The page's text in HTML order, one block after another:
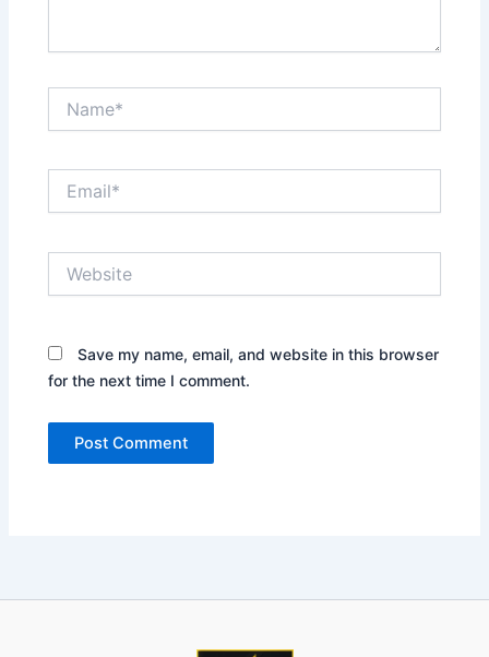
Save my name, email, and website in this browser
for the next time I comment.